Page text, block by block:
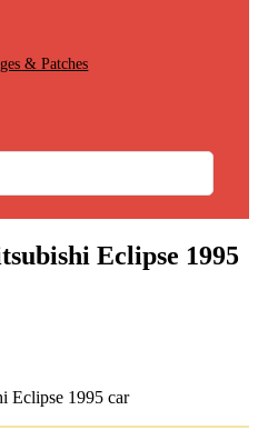
& Patches
Eclipse 1995
Eclipse 1995 car